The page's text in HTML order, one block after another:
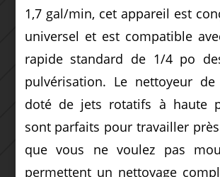
1,7 gal/min, cet appareil est
universel et est compatible
rapide standard de 1/4 po
pulvérisation. Le nettoyeur
doté de jets rotatifs à haute
sont parfaits pour travailler
que vous ne voulez pas
permettent un nettoyage